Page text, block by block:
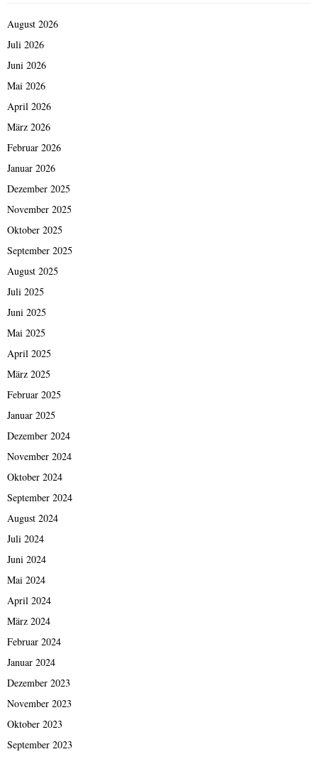
August 2026
Juli 2026
Juni 2026
Mai 2026
April 2026
März 2026
Februar 2026
Januar 2026
Dezember 2025
November 2025
Oktober 2025
September 2025
August 2025
Juli 2025
Juni 2025
Mai 2025
April 2025
März 2025
Februar 2025
Januar 2025
Dezember 2024
November 2024
Oktober 2024
September 2024
August 2024
Juli 2024
Juni 2024
Mai 2024
April 2024
März 2024
Februar 2024
Januar 2024
Dezember 2023
November 2023
Oktober 2023
September 2023